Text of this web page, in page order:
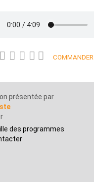
présentée par
des programmes